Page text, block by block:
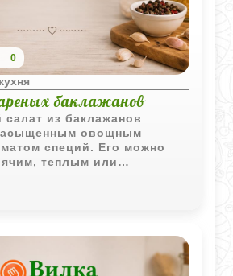
0
баклажанов
салат из баклажанов
овощным
специй. Его можно
теплым или
каждый
блюдо по-своему.